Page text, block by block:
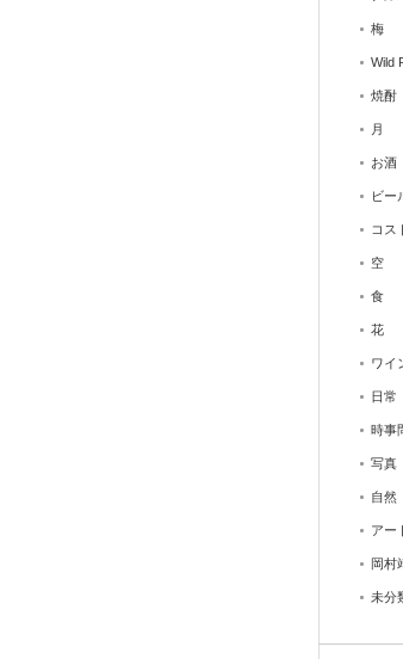
梅
Wild
焼酎
月
お酒
ビー
コス
空
食
花
ワイ
日常
時事
写真
自然
アー
岡村
未分